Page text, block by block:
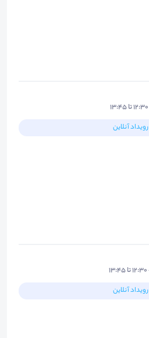
رویداد آنلاین
رویداد آنلاین